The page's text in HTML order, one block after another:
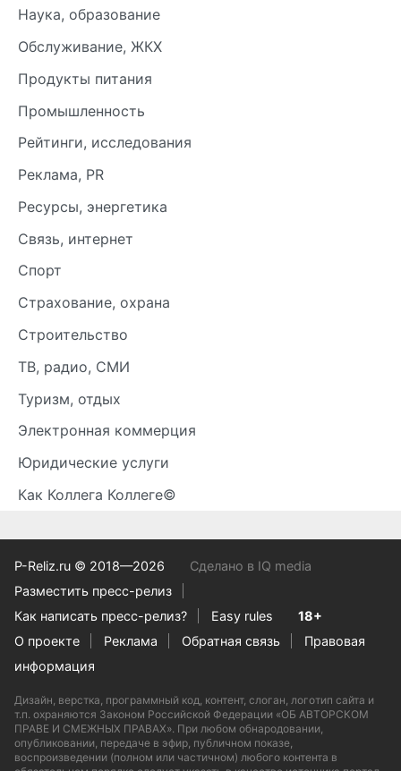
Наука, образование
Обслуживание, ЖКХ
Продукты питания
Промышленность
Рейтинги, исследования
Реклама, PR
Ресурсы, энергетика
Связь, интернет
Спорт
Страхование, охрана
Строительство
ТВ, радио, СМИ
Туризм, отдых
Электронная коммерция
Юридические услуги
Как Коллега Коллеге©
P-Reliz.ru © 2018—2026
Сделано в IQ media
Разместить пресс-релиз
Как написать пресс-релиз?
Easy rules
18+
О проекте
Реклама Обратная связь
Правовая
информация
Дизайн, верстка, программный код, контент, слоган, логотип сайта и
т.п. охраняются Законом Российской Федерации «ОБ АВТОРСКОМ
ПРАВЕ И СМЕЖНЫХ ПРАВАХ». При любом обнародовании,
опубликовании, передаче в эфир, публичном показе,
воспроизведении (полном или частичном) любого контента в